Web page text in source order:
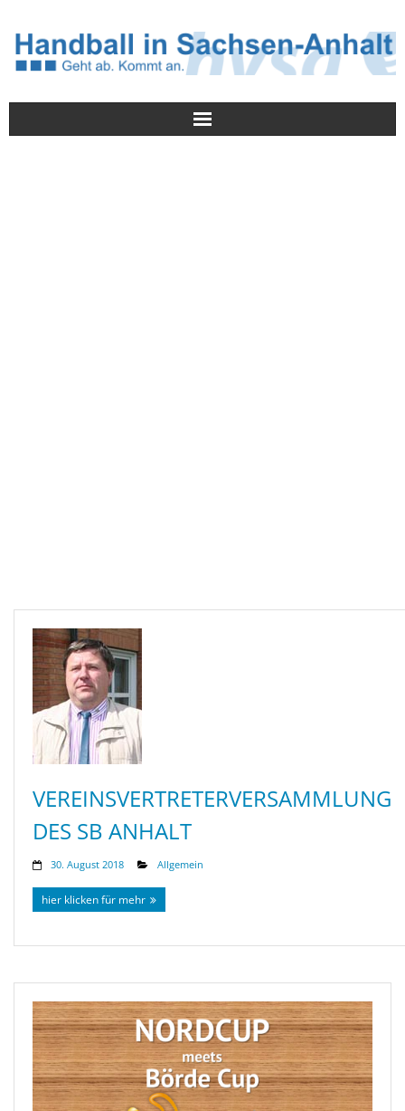
VEREINSVERTRETERVERSAMMLUNG
DES SB ANHALT
30. August 2018 Allgemein
hier klicken für mehr